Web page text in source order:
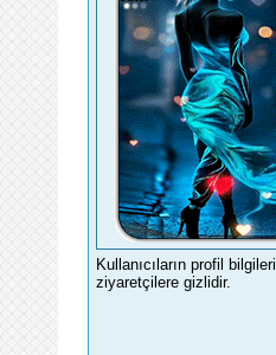
Kullanıcıların profil bilgileri
ziyaretçilere gizlidir.